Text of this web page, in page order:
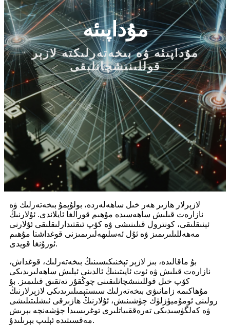
مۇداپىئە
مۇداپىئە ۋە بىخەتەرلىكتە لازېر
قوللىنىشچانلىقى
لازېرلار ھازىر ھەر خىل ساھەلەردە، بولۇپمۇ بىخەتەرلىك ۋە
نازارەت قىلىش ساھەسىدە مۇھىم قورالغا ئايلاندى. ئۇلارنىڭ
ئېنىقلىقى، كونترول قىلىنىشى ۋە كۆپ ئىقتىدارلىقلىقى ئۇلارنى
مەھەللىلىرىمىز ۋە ئۇل ئەسلىھەلىرىمىزنى قوغداشتا مۇھىم
ئورۇنغا قويدى.
بۇ ماقالىدە، بىز لازېر تېخنىكىسىنىڭ بىخەتەرلىك، قوغداش،
نازارەت قىلىش ۋە ئوت ئاپىتىنىڭ ئالدىنى ئېلىش ساھەلىرىدىكى
كۆپ خىل قوللىنىشچانلىقىنى چوڭقۇر تەتقىق قىلىمىز. بۇ
مۇھاكىمە زامانىۋى بىخەتەرلىك سىستېمىلىرىدىكى لازېرلارنىڭ
رولىنى ئومۇميۈزلۈك چۈشىنىش، ئۇلارنىڭ ھازىرقى ئىشلىتىلىشى
ۋە كەلگۈسىدىكى تەرەققىياتلىرى توغرىسىدا چۈشەنچە بېرىش
مەقسىتىدە ئېلىپ بېرىلىدۇ.